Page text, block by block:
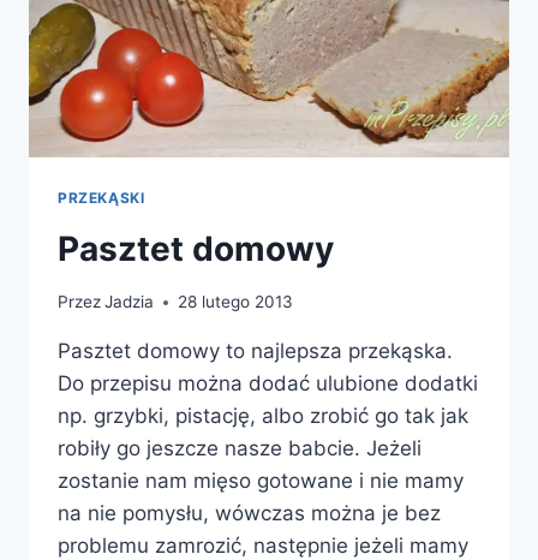
PRZEKĄSKI
Pasztet domowy
PrzezJadzia 28 lutego 2013
Pasztet domowy to najlepsza przekąska.
Do przepisu można dodać ulubione dodatki
np. grzybki, pistację, albo zrobić go tak jak
robiły go jeszcze nasze babcie. Jeżeli
zostanie nam mięso gotowane i nie mamy
na nie pomysłu, wówczas można je bez
problemu zamrozić, następnie jeżeli mamy